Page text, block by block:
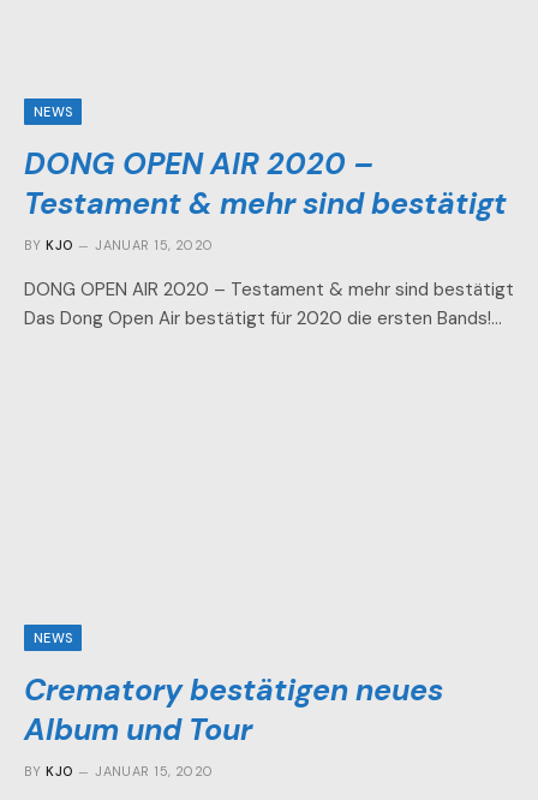
NEWS
DONG OPEN AIR 2020 –
Testament & mehr sind bestätigt
BY KJO JANUAR 15, 2020
DONG OPEN AIR 2020 – Testament & mehr sind bestätigt
Das Dong Open Air bestätigt für 2020 die ersten Bands!…
NEWS
Crematory bestätigen neues
Album und Tour
BY KJO JANUAR 15, 2020